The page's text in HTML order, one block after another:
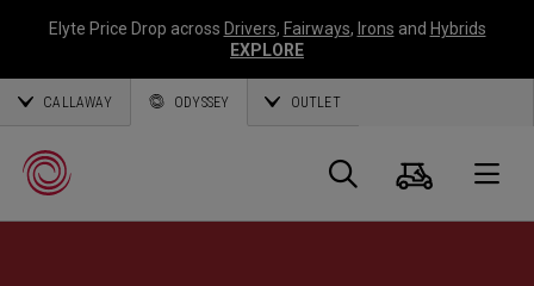
Elyte Price Drop across Drivers, Fairways, Irons and Hybrids
EXPLORE
CALLAWAY ODYSSEY OUTLET
Suche